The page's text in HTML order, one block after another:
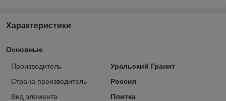
Характеристики
Основные
Производитель
Уральский Гранит
Страна производитель
Россия
Вид элемента
Плитка